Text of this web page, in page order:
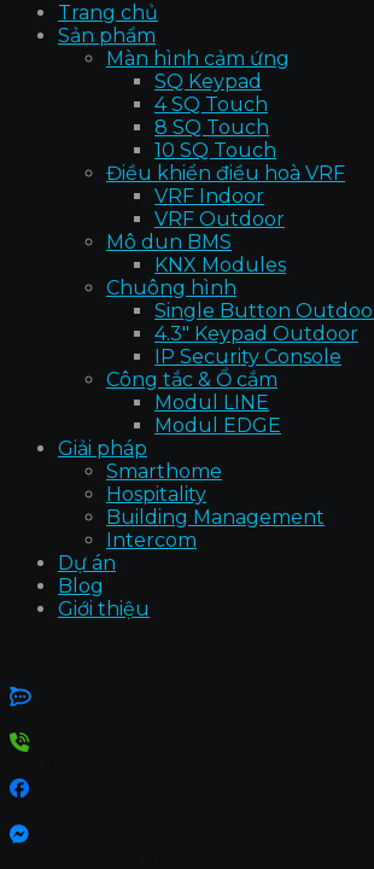
Trang chủ
Sản phẩm
Màn hình cảm ứng
SQ Keypad
4 SQ Touch
8 SQ Touch
10 SQ Touch
Điều khiển điều hoà VRF
VRF Indoor
VRF Outdoor
Mô dun BMS
KNX Modules
Chuông hình
Single Button
4.3″ Keypad Outdoor
IP Security Console
Công tắc & Ổ cắm
Modul LINE
Modul EDGE
Giải pháp
Smarthome
Hospitality
Building Management
Intercom
Dự án
Blog
Giới thiệu